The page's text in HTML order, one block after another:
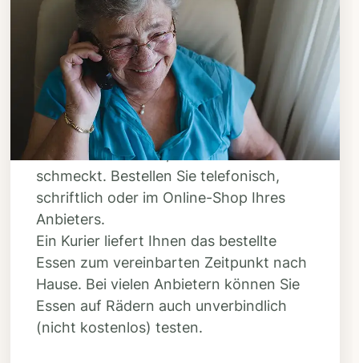
Schritt 3
Bestellen & liefern
lassen
Suchen Sie sich aus dem Speiseplan
Ihres Anbieters aus, was Ihnen
schmeckt. Bestellen Sie telefonisch,
schriftlich oder im Online-Shop Ihres
Anbieters.
Ein Kurier liefert Ihnen das bestellte
Essen zum vereinbarten Zeitpunkt nach
Hause. Bei vielen Anbietern können Sie
Essen auf Rädern auch unverbindlich
(nicht kostenlos) testen.